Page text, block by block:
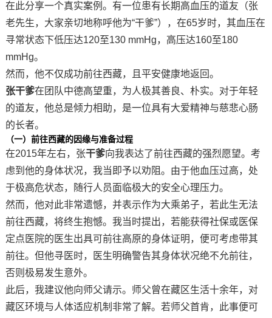
在此分享一个真实案例。有一位患有长期高血压的道友（张
老先生，大家亲切地称呼他为“干爹”），在65岁时，其血压在
寻常状态下低压达120至130 mmHg，高压达160至180
mmHg。
然而，他不仅成功前往西藏，且平安健康地返回。
张干爹在团队中德高望重，为人极其善良、朴实。对于年轻
的道友，他总是倾力相助，是一位具有大爱精神与慈悲心肠
的长者。
（一） 前往西藏的因缘与准备过程
在2015年左右，张干爹向我表达了前往西藏的强烈愿望。考
虑到他的身体状况，我当即予以劝阻。由于他血压过高，处
于极高危状态，随行人员面临极大的安全心理压力。
然而，他对此非常遗憾，并表示作为大乘弟子，若此生无法
前往西藏，将终生抱憾。我当时提出，若能获得社保或医保
定点医院的医生出具可前往高原的身体证明，便可考虑带其
前往。但他寻医时，医生明确警告其身体状况绝不允前往，
否则极易发生意外。
此后，我建议他向师父请示。师父曾在藏区生活十余年，对
藏区环境与人体适应机制非常了解。若师父首肯，此事便可